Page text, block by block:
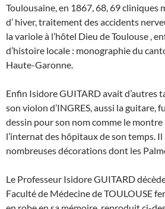
Toulousaine, en 1867, 68, 69 cliniques
d’ hiver, traitement des accidents
la variole à l’hôtel Dieu de Toulouse ,
d’histoire locale : monographie du
Haute-Garonne.
Enfin Isidore GUITARD avait d’autres
son violon d’INGRES, aussi la guitare,
dessin pour son nom comme le
l’internat des hôpitaux de son temps.
nombreuses décorations dont les
Le Professeur Isidore GUITARD
Faculté de Médecine de TOULOUSE